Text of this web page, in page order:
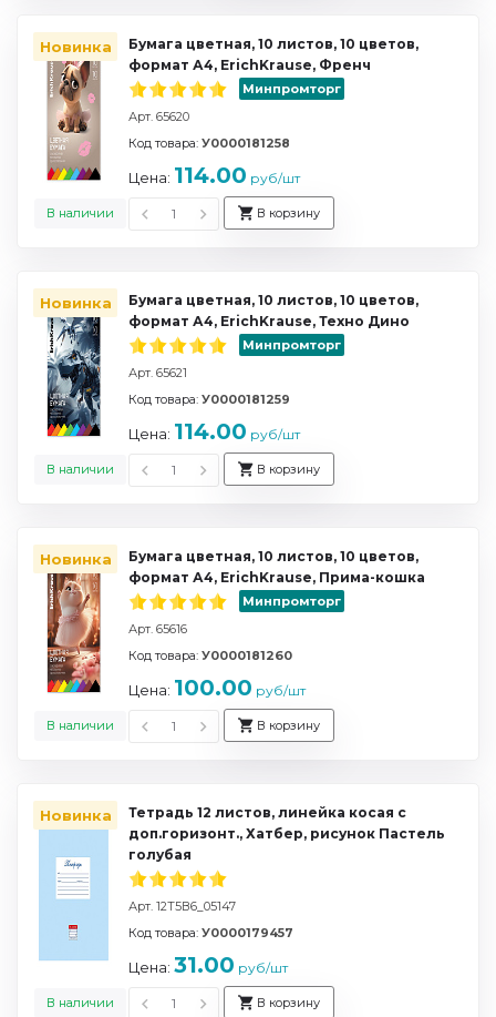
Новинка
Бумага цветная, 10 листов, 10 цветов,
формат А4, ErichKrause, Френч
Минпромторг
Арт. 65620
В наличии
Код товара: У0000181258
Цена: 114.00 руб/шт
В корзину
Новинка
Бумага цветная, 10 листов, 10 цветов,
формат А4, ErichKrause, Техно Дино
Минпромторг
Арт. 65621
В наличии
Код товара: У0000181259
Цена: 114.00 руб/шт
В корзину
Новинка
Бумага цветная, 10 листов, 10 цветов,
формат А4, ErichKrause, Прима-кошка
Минпромторг
Арт. 65616
В наличии
Код товара: У0000181260
Цена: 100.00 руб/шт
В корзину
Новинка
Тетрадь 12 листов, линейка косая с
доп.горизонт., Хатбер, рисунок Пастель
голубая
Арт. 12Т5В6_05147
В наличии
Код товара: У0000179457
Цена: 31.00 руб/шт
В корзину